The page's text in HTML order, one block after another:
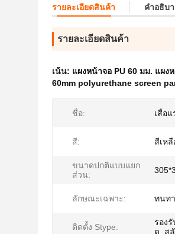
รายละเอียดสินค้า คําอธิบ
รายละเอียดสินค้า
เน้น: แผงหน้าจอ PU 60 มม. แผง
60mm polyurethane screen
ชื่อ: เสื่อ
สี: สีเห
ขนาดปกติแบบแยก
ส่วน:
ลักษณะเฉพาะ: ทนท
ติดตั้ง Stype:
รอง
ด, ส